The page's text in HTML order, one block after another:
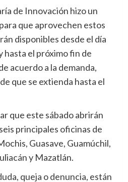
de Innovación hizo un
que aprovechen estos
disponibles desde el día
hasta el próximo fin de
acuerdo a la demanda,
que se extienda hasta el
que este sábado abrirán
principales oficinas de
Guasave, Guamúchil,
y Mazatlán.
queja o denuncia, están